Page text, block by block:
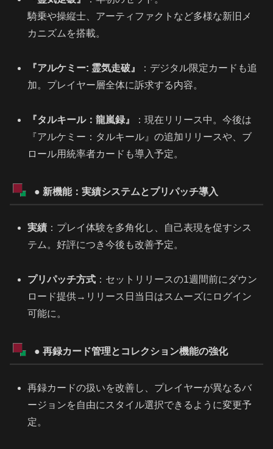
騎乗や操縦士、アーティファクトなど多様な新旧メ
カニズムを搭載。
『アルケミー: 霊気走破』
：デジタル限定カードも追
加。プレイヤー層全体に訴求する内容。
『タルキール：龍嵐録』
：現在リリース中。今後は
『アルケミー：タルキール』の追加リリースや、ブ
ロール用統率者カードも導入予定。
● 新機能：実績システムとプリパッチ導入
実績 ：プレイ体験を多角化し、自己表現を促すシス
テム。好評につき今後も改善予定。
プリパッチ方式 ：セットリリースの1週間前にダウン
ロード提供→リリース日当日はスムーズにログイン
可能に。
● 再録カード管理とコレクション機能の強化
再録カードの扱いを改善し、プレイヤーが異なるバ
ージョンを自由にスタイル選択できるように変更予
定。